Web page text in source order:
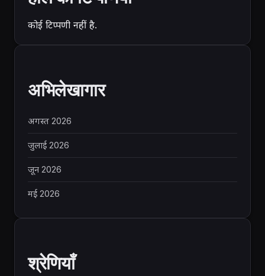
कोई टिप्पणी नहीं है.
अभिलेखागार
अगस्त 2026
जुलाई 2026
जून 2026
मई 2026
श्रेणियाँ